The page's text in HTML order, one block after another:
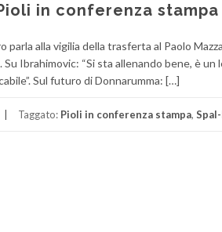
in conferenza stampa
parla alla vigilia della trasferta al Paolo
Su Ibrahimovic: “Si sta allenando bene, è
Sul futuro di Donnarumma: […]
Taggato: Pioli in conferenza stampa,